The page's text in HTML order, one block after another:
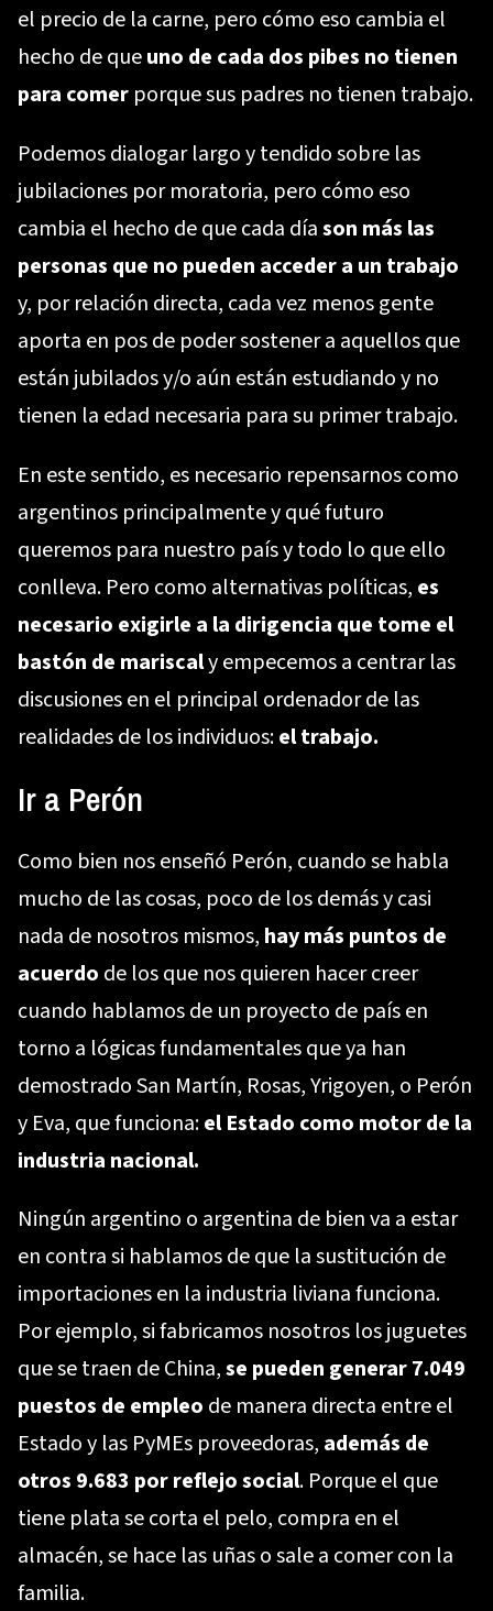
el precio de la carne, pero cómo eso cambia el
hecho de queuno de cada dos pibes no tienen
para comer porque sus padres no tienen trabajo.
Podemos dialogar largo y tendido sobre las
jubilaciones por moratoria, pero cómo eso
cambia el hecho de que cada díason más las
personas que no pueden acceder a un trabajo
y, por relación directa, cada vez menos gente
aporta en pos de poder sostener a aquellos que
están jubilados y/o aún están estudiando y no
tienen la edad necesaria para su primer trabajo.
En este sentido, es necesario repensarnos como
argentinos principalmente y qué futuro
queremos para nuestro país y todo lo que ello
conlleva. Pero como alternativas políticas, es
necesario exigirle a la dirigencia que tome el
bastón de mariscaly empecemos a centrar las
discusiones en el principal ordenador de las
realidades de los individuos:el trabajo.
Ir a Perón
Como bien nos enseñó Perón, cuando se habla
mucho de las cosas, poco de los demás y casi
nada de nosotros mismos, hay más puntos de
acuerdo de los que nos quieren hacer creer
cuando hablamos de un proyecto de país en
torno a lógicas fundamentales que ya han
demostrado San Martín, Rosas, Yrigoyen, o Perón
y Eva, que funciona:el Estado como motor de la
industria nacional.
Ningún argentino o argentina de bien va a estar
en contra si hablamos de que la sustitución de
importaciones en la industria liviana funciona.
Por ejemplo, si fabricamos nosotros los juguetes
que se traen de China,se pueden generar 7.049
puestos de empleo de manera directa entre el
Estado y las PyMEs proveedoras, además de
otros 9.683 por reflejo social. Porque el que
tiene plata se corta el pelo, compra en el
almacén, se hace las uñas o sale a comer con la
familia.